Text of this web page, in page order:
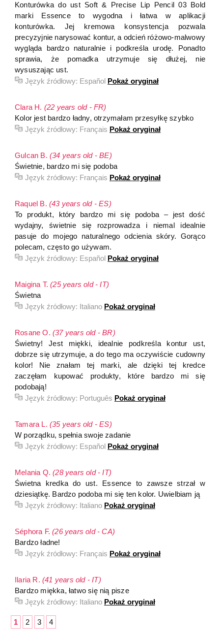
Konturówka do ust Soft & Precise Lip Pencil 03 Bold
marki Essence to wygodna i łatwa w aplikacji
konturówka. Jej kremowa konsystencja pozwala
precyzyjnie narysować kontur, a odcień różowo-malwowy
wygląda bardzo naturalnie i podkreśla urodę. Ponadto
sprawia, że pomadka utrzymuje się dłużej, nie
wysuszając ust.
Język źródłowy: Español Pokaż oryginał
Clara H. (22 years old - FR)
Kolor jest bardzo ładny, otrzymałam przesyłkę szybko
Język źródłowy: Français Pokaż oryginał
Gulcan B. (34 years old - BE)
Świetnie, bardzo mi się podoba
Język źródłowy: Français Pokaż oryginał
Raquel B. (43 years old - ES)
To produkt, który bardzo mi się podoba – jest dość
wydajny, świetnie się rozprowadza i niemal idealnie
pasuje do mojego naturalnego odcienia skóry. Gorąco
polecam, często go używam.
Język źródłowy: Español Pokaż oryginał
Maigina T.(25 years old - IT)
Świetna
Język źródłowy: Italiano Pokaż oryginał
Rosane O. (37 years old - BR)
Świetny! Jest miękki, idealnie podkreśla kontur ust,
dobrze się utrzymuje, a do tego ma oczywiście cudowny
kolor! Nie znałam tej marki, ale dzięki tej kredce
zaczęłam kupować produkty, które bardzo mi się
podobają!
Język źródłowy: Português Pokaż oryginał
Tamara L. (35 years old - ES)
W porządku, spełnia swoje zadanie
Język źródłowy: Español Pokaż oryginał
Melania Q.(28 years old - IT)
Świetna kredka do ust. Essence to zawsze strzał w
dziesiątkę. Bardzo podoba mi się ten kolor. Uwielbiam ją
Język źródłowy: Italiano Pokaż oryginał
Séphora F.(26 years old - CA)
Bardzo ładne!
Język źródłowy: Français Pokaż oryginał
Ilaria R. (41 years old - IT)
Bardzo miękka, łatwo się nią pisze
Język źródłowy: Italiano Pokaż oryginał
1 2 3 4